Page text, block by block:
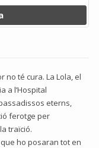
no té cura. La Lola, el
a l’Hospital
eterns,
ferotge per
traïció.
ho posaran tot en